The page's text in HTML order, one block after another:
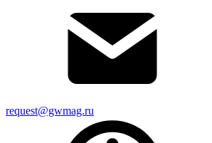
request@gwmag.ru